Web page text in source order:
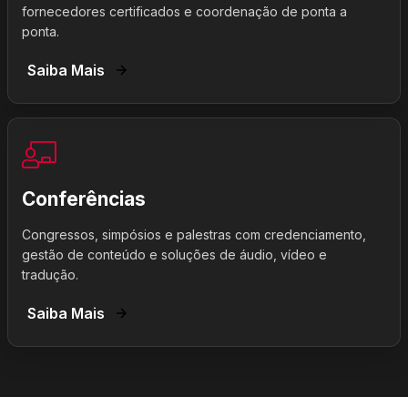
fornecedores certificados e coordenação de ponta a
ponta.
Saiba Mais
Conferências
Congressos, simpósios e palestras com credenciamento,
gestão de conteúdo e soluções de áudio, vídeo e
tradução.
Saiba Mais